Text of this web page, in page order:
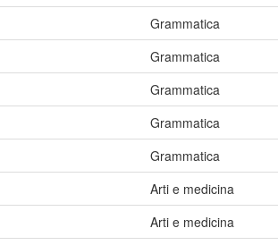
Grammatica
Grammatica
Grammatica
Grammatica
Grammatica
Arti e medicina
Arti e medicina